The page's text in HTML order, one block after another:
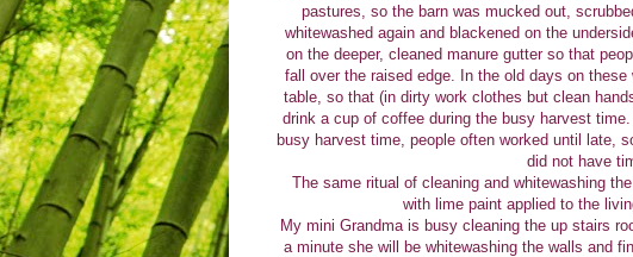
pastures, so the barn was mucked out,
whitewashed again and blackened on the
on the deeper, cleaned manure gutter so that
fall over the raised edge. In the old days on
table, so that (in dirty work clothes but clean
drink a cup of coffee during the busy harvest
busy harvest time, people often worked until late,
did not have
The same ritual of cleaning and whitewashing
with lime paint applied to the
My mini Grandma is busy cleaning the up stairs
a minute she will be whitewashing the walls and